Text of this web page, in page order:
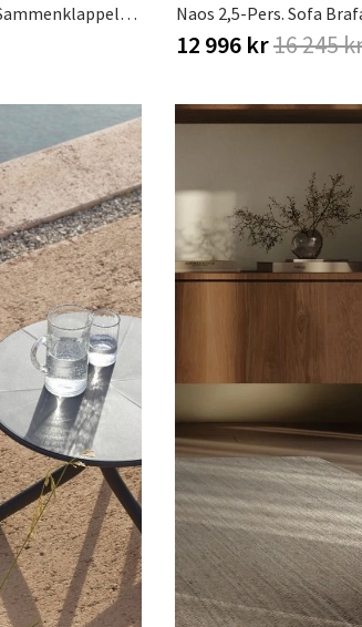
Ninja Rustik Solseng Sammenklappelig Med Hynde Brafab Naos 2,5-Pers. Sofa
12 996 kr16 245